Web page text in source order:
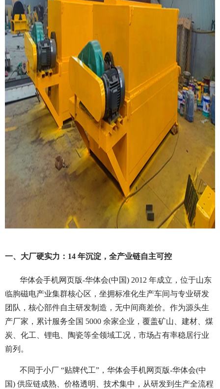
一、大厂硬实力：14 年沉淀，全产业链自主可控
华体会手机网页版-华体会(中国) 2012 年成立，位于山东
临朐磁电产业集群核心区，坐拥标准化生产车间与专业研发
团队，核心部件自主研发制造，无中间商差价。作为源头生
产厂家，累计服务全国 5000 余家企业，覆盖矿山、建材、煤
炭、化工、锂电、陶瓷等全领域工况，市场占有率稳居行业
前列。
不同于小厂 “贴牌代工”，华体会手机网页版-华体会(中
国) 供应链成熟、价格透明、技术集中，从研发到生产全流程